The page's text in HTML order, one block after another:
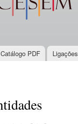
Catálogo PDF